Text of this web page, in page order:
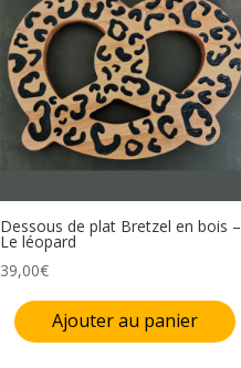
Dessous de plat Bretzel en bois –
Le léopard
39,00€
Ajouter au panier